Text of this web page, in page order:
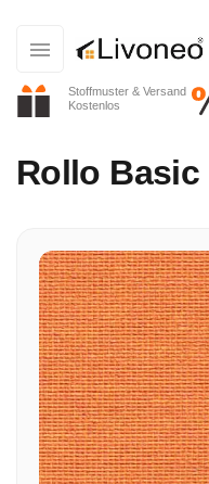
Stoffmuster & Versand
Kostenlos
Rollo Basic